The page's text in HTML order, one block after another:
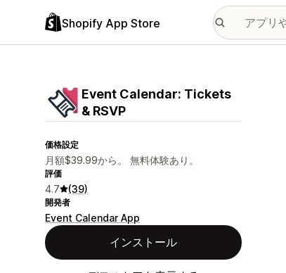
Shopify App Store
Event Calendar: Tickets
& RSVP
価格設定
月額$39.99から。 無料体験あり。
評価
4.7 (39)
開発者
Event Calendar App
インストール